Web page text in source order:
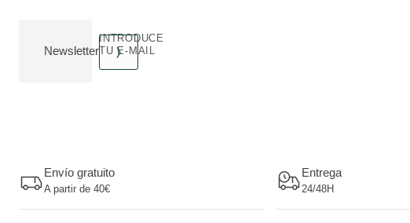
Newsletter
INTRODUCE
TU E-MAIL
Envío gratuito
A partir de 40€
Entrega
24/48H